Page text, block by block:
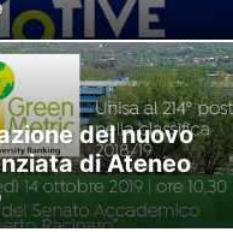
del nuovo
di Ateneo